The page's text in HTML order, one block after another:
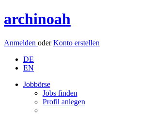
archinoah
Anmelden oderKonto erstellen
DE
EN
Jobbörse
Jobs finden
Profil anlegen